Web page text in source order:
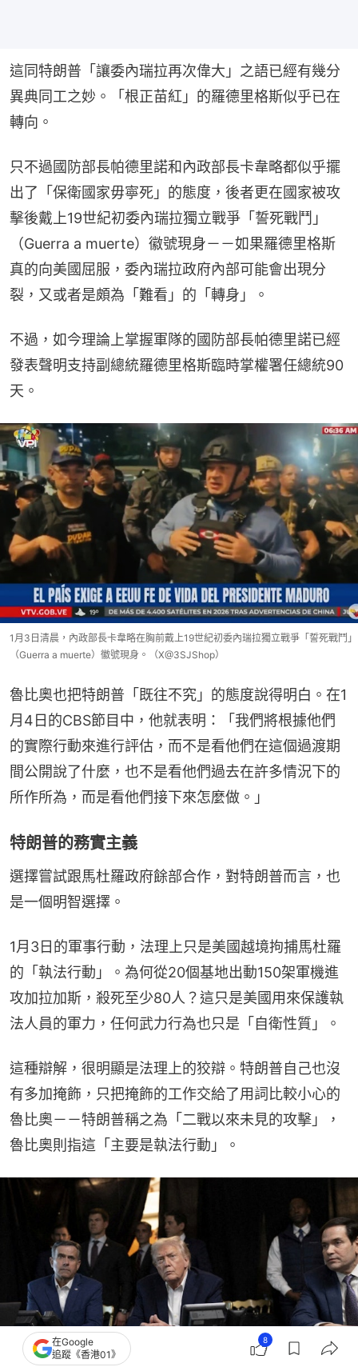
這同特朗普「讓委內瑞拉再次偉大」之語已經有幾分
異典同工之妙。「根正苗紅」的羅德里格斯似乎已在
轉向。
只不過國防部長帕德里諾和內政部長卡韋略都似乎擺
出了「保衛國家毋寧死」的態度，後者更在國家被攻
擊後戴上19世紀初委內瑞拉獨立戰爭「誓死戰鬥」
（Guerra a muerte）徽號現身－－如果羅德里格斯
真的向美國屈服，委內瑞拉政府內部可能會出現分
裂，又或者是頗為「難看」的「轉身」。
不過，如今理論上掌握軍隊的國防部長帕德里諾已經
發表聲明支持副總統羅德里格斯臨時掌權署任總統90
天。
1月3日清晨，內政部長卡韋略在胸前戴上19世紀初委內瑞拉獨立戰爭「誓死戰鬥」
（Guerra a muerte）徽號現身。（X@3SJShop）
魯比奧也把特朗普「既往不究」的態度說得明白。在1
月4日的CBS節目中，他就表明：「我們將根據他們
的實際行動來進行評估，而不是看他們在這個過渡期
間公開說了什麼，也不是看他們過去在許多情況下的
所作所為，而是看他們接下來怎麼做。」
特朗普的務實主義
選擇嘗試跟馬杜羅政府餘部合作，對特朗普而言，也
是一個明智選擇。
1月3日的軍事行動，法理上只是美國越境拘捕馬杜羅
的「執法行動」。為何從20個基地出動150架軍機進
攻加拉加斯，殺死至少80人？這只是美國用來保護執
法人員的軍力，任何武力行為也只是「自衛性質」。
這種辯解，很明顯是法理上的狡辯。特朗普自己也沒
有多加掩飾，只把掩飾的工作交給了用詞比較小心的
魯比奧－－特朗普稱之為「二戰以來未見的攻擊」，
魯比奧則指這「主要是執法行動」。
在Google
追蹤《香港01》
8